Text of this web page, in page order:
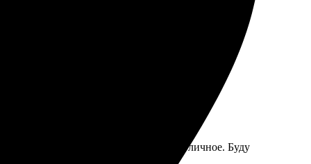
к моим пожеланиям.
пришли быстро, качество просто отличное. Буду